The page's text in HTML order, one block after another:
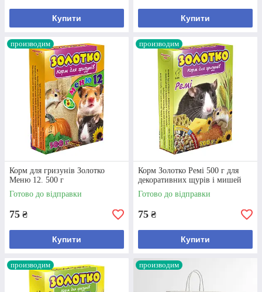
Корм для гризунів «Золотко» Меню 12,
500 г
Збалансований раціон для гризунів з 12 корисних
насіння. Добова норма – 20-150 г, залежно від віку
та ваги.
Дізнатися більше
Купити Купити
производим
Корм для гризунів Золотко
Меню 12. 500 г
Готово до відправки
75 ₴
Купити
производим
Корм Золотко Ремі 500 г для
декоративних щурів і мишей
Готово до відправки
75 ₴
Купити
производим производим